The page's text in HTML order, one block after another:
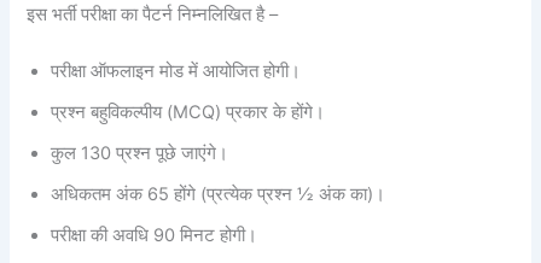
इस भर्ती परीक्षा का पैटर्न निम्नलिखित है –
परीक्षा ऑफलाइन मोड में आयोजित होगी।
प्रश्न बहुविकल्पीय (MCQ) प्रकार के होंगे।
कुल 130 प्रश्न पूछे जाएंगे।
अधिकतम अंक 65 होंगे (प्रत्येक प्रश्न ½ अंक का)।
परीक्षा की अवधि 90 मिनट होगी।